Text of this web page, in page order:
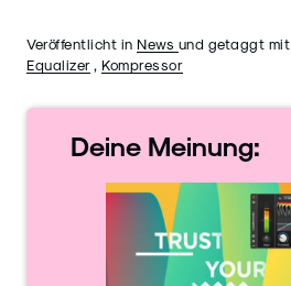
Veröffentlicht in News und getaggt mit
Equalizer, Kompressor
Deine Meinung: